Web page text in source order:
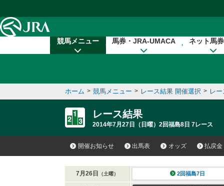
競馬メニュー 馬券・JRA-UMACA ネット馬
ホーム > 競馬メニュー > レース結果 開催選択 > レ
レース結果
2014年7月27日（日曜）2回福島8日 7レース
開催お知らせ 出馬表 オッズ 払戻金
7月26日 （土曜） 2回福島7日